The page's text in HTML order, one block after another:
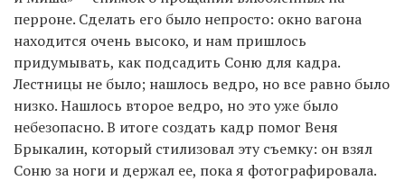
перроне. Сделать его было непросто: окно вагона
находится очень высоко, и нам пришлось
придумывать, как подсадить Соню для кадра.
Лестницы не было; нашлось ведро, но все равно было
низко. Нашлось второе ведро, но это уже было
небезопасно. В итоге создать кадр помог Веня
Брыкалин, который стилизовал эту съемку: он взял
Соню за ноги и держал ее, пока я фотографировала.